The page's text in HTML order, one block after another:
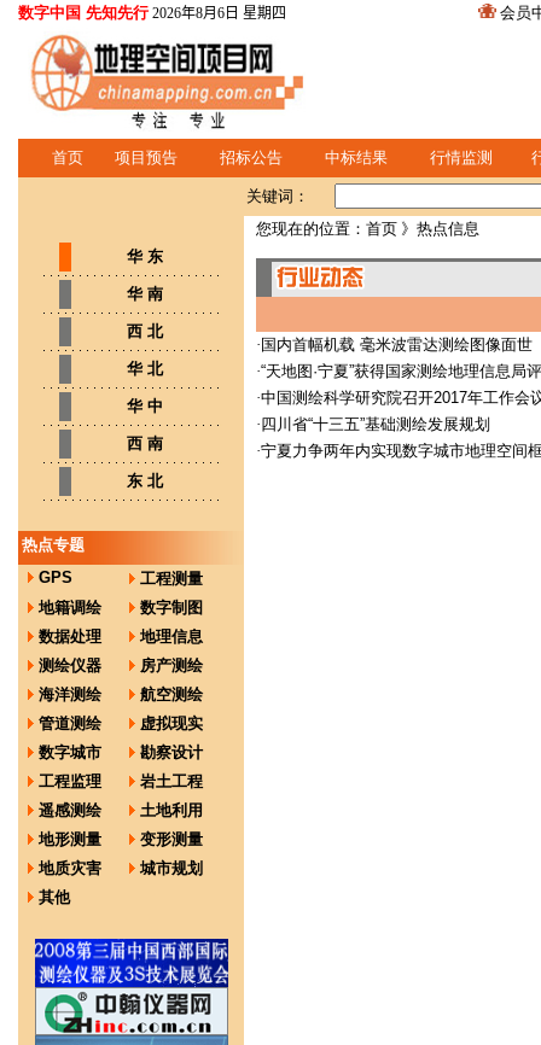
数字中国 先知先行 2026年8月6日 星期四 会员
首页 项目预告 招标公告 中标结果 行情监测
关键词：
华 东
华 南
西 北
华 北
华 中
西 南
东 北
热点专题
GPS
工程测量
地籍调绘
数字制图
数据处理
地理信息
测绘仪器
房产测绘
海洋测绘
航空测绘
管道测绘
虚拟现实
数字城市
勘察设计
工程监理
岩土工程
遥感测绘
土地利用
地形测量
变形测量
地质灾害
城市规划
其他
您现在的位置： 首页 》热点信息
· 国内首幅机载 毫米波雷达测绘图像面世
·“天地图·宁夏”获得国家测绘地理信息局
·中国测绘科学研究院召开2017年工作会
·四川省“十三五”基础测绘发展规划
·宁夏力争两年内实现数字城市地理空间